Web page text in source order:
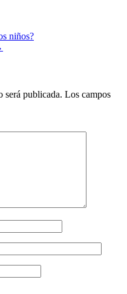
niños?
será publicada. Los campos